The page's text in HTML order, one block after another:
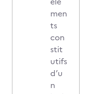
men
ts
con
stit
utifs
d’u
n